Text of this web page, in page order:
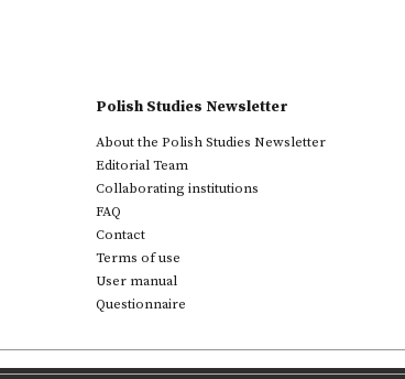
Polish Studies Newsletter
About the Polish Studies Newsletter
Editorial Team
Collaborating institutions
FAQ
Contact
Terms of use
User manual
Questionnaire